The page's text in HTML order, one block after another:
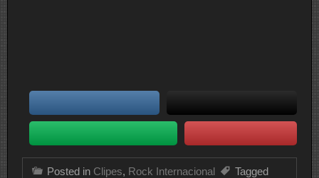
Posted in Clipes, Rock Internacional
Tagged